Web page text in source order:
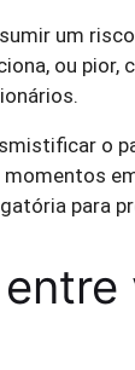
um
ou
o
para